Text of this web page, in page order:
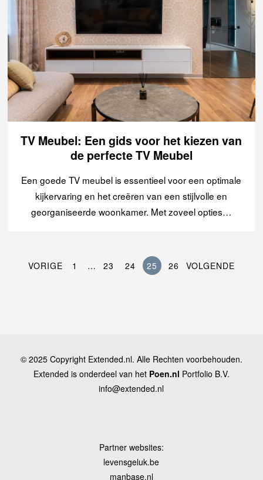
TV Meubel: Een gids voor het kiezen van
de perfecte TV Meubel
Een goede TV meubel is essentieel voor een optimale
kijkervaring en het creëren van een stijlvolle en
georganiseerde woonkamer. Met zoveel opties…
VORIGE 1 … 23 24 25 26 VOLGENDE
© 2025 Copyright Extended.nl. Alle Rechten voorbehouden.
Extended is onderdeel van het Poen.nl Portfolio B.V.
info@extended.nl
Partner websites:
levensgeluk.be
manbase.nl